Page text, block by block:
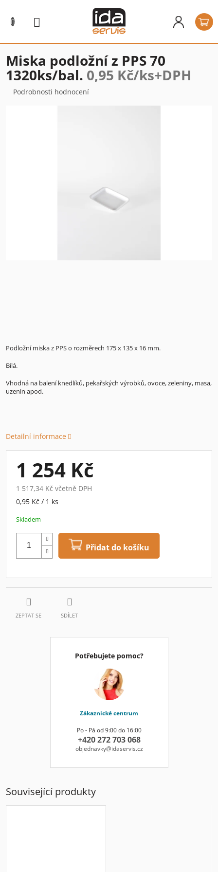
obsah
Miska podložní z PPS 70
1320ks/bal. 0,95 Kč/ks+DPH
Průměrné
Podrobnosti hodnocení
Podložní miska z PPS o rozměrech 175 x 135 x 16 mm.
Bílá.
Vhodná na balení knedlíků, pekařských výrobků, ovoce, zeleniny, masa,
uzenin apod.
Detailní informace
1 254 Kč
1 517,34 Kč včetně DPH
Měrná
0,95 Kč / 1 ks
Skladem
Přidat do košíku
ZEPTAT SE SDÍLET
Potřebujete pomoc?
Zákaznické centrum
Po - Pá od 9:00 do 16:00
+420 272 703 068
objednavky@idaservis.cz
Související produkty